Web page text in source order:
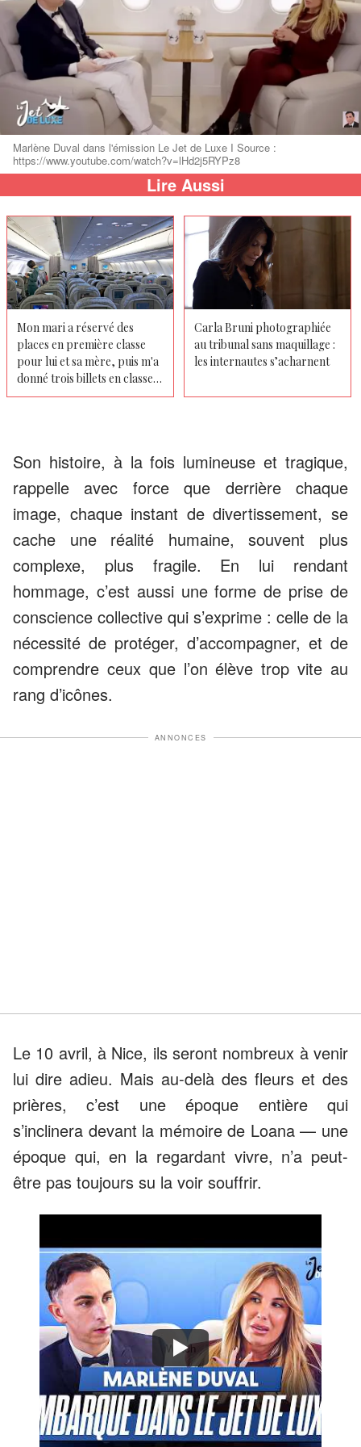
Marlène Duval dans l'émission Le Jet de Luxe I Source :
https://www.youtube.com/watch?v=lHd2j5RYPz8
Lire Aussi
Mon mari a réservé des
places en première classe
pour lui et sa mère, puis m'a
donné trois billets en classe
économique avec les enfants
Carla Bruni photographiée
au tribunal sans maquillage :
les internautes s’acharnent
Son histoire, à la fois lumineuse et tragique,
rappelle avec force que derrière chaque
image, chaque instant de divertissement, se
cache une réalité humaine, souvent plus
complexe, plus fragile. En lui rendant
hommage, c’est aussi une forme de prise de
conscience collective qui s’exprime : celle de la
nécessité de protéger, d’accompagner, et de
comprendre ceux que l’on élève trop vite au
rang d’icônes.
ANNONCES
Le 10 avril, à Nice, ils seront nombreux à venir
lui dire adieu. Mais au-delà des fleurs et des
prières, c’est une époque entière qui
s’inclinera devant la mémoire de Loana — une
époque qui, en la regardant vivre, n’a peut-
être pas toujours su la voir souffrir.
Watch